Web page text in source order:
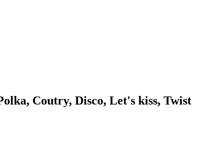
Coutry, Disco, Let's kiss, Twist